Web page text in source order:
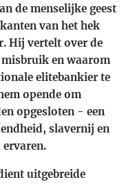
de menselijke geest
van het hek
Hij vertelt over de
en waarom
elitebankier te
opende om
opgesloten - een
slavernij en
uitgebreide